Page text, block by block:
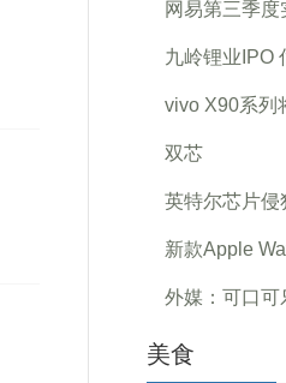
网易第三季
九岭锂业IPO
vivo X90系列
双芯
英特尔芯片
新款Apple
外媒：可口可
美食